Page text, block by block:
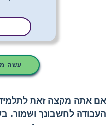
עשה
אם אתה מקצה זאת
העבודה לחשבונך ושמור.